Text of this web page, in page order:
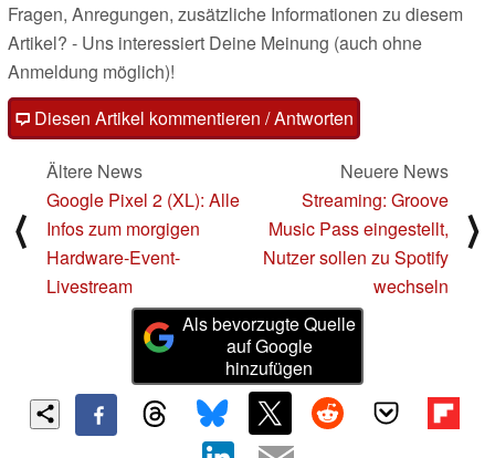
Fragen, Anregungen, zusätzliche Informationen zu diesem
Artikel? - Uns interessiert Deine Meinung (auch ohne
Anmeldung möglich)!
Diesen Artikel kommentieren / Antworten
⟨
Ältere News
Google Pixel 2 (XL): Alle
Infos zum morgigen
Hardware-Event-
Livestream
Neuere News
Streaming: Groove
Music Pass eingestellt,
Nutzer sollen zu Spotify
wechseln
⟩
Als bevorzugte Quelle
auf Google
hinzufügen